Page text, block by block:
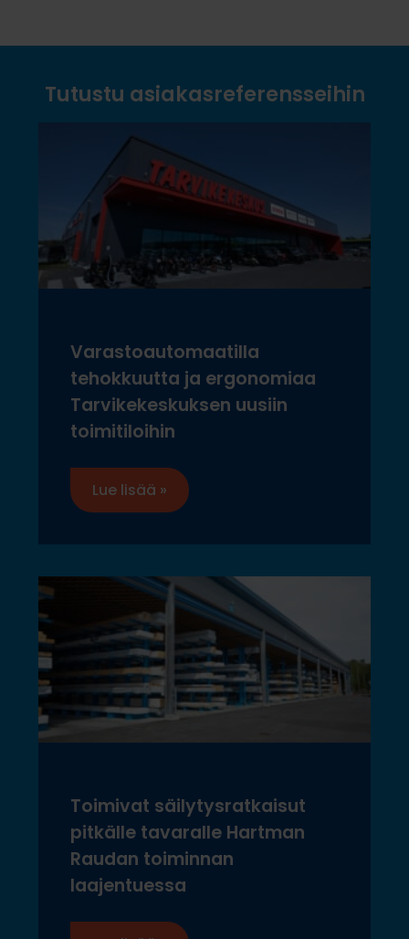
Tutustu asiakasreferensseihin
Varastoautomaatilla
tehokkuutta ja ergonomiaa
Tarvikekeskuksen uusiin
toimitiloihin
Lue lisää »
Toimivat säilytysratkaisut
pitkälle tavaralle Hartman
Raudan toiminnan
laajentuessa